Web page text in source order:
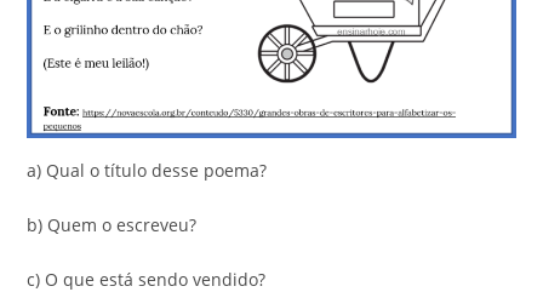
a) Qual o título desse poema?
b) Quem o escreveu?
c) O que está sendo vendido?